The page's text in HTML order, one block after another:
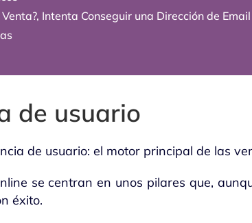
Intenta Conseguir una Dirección de Email
de usuario
de usuario: el motor principal de las
se centran en unos pilares que,
éxito.